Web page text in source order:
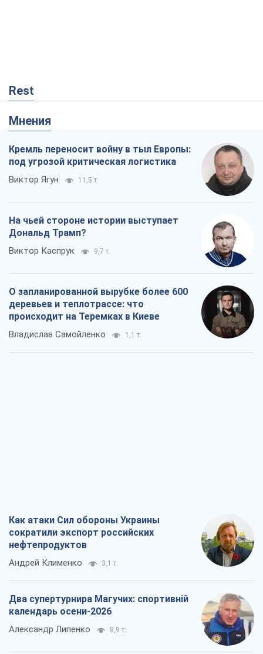
Rest
Мнения
Кремль переносит войну в тыл Европы:
под угрозой критическая логистика
Виктор Ягун 11,5 т.
На чьей стороне истории выступает
Дональд Трамп?
Виктор Каспрук 9,7 т.
О запланированной вырубке более 600
деревьев и теплотрассе: что
происходит на Теремках в Киеве
Владислав Самойленко 1,1 т.
Как атаки Сил обороны Украины
сократили экспорт российских
нефтепродуктов
Андрей Клименко 3,1 т.
Два супертурнира Магучих: спортивній
календарь осени-2026
Александр Липенко 8,9 т.